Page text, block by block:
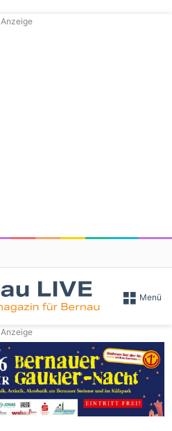
Anzeige
Menü
Anzeige